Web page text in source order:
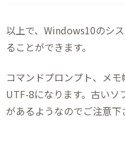
以上で、Windows10のシ
ることができます。
コマンドプロンプト、メ
UTF-8になります。古いソ
があるようなのでご注意下